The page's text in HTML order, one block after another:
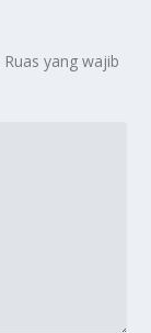
Ruas yang wajib